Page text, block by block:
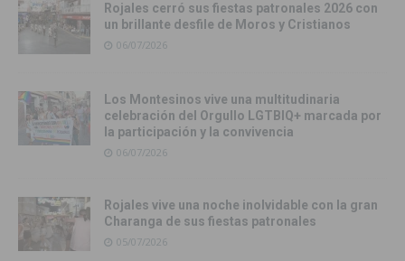
Rojales cerró sus fiestas patronales 2026 con
un brillante desfile de Moros y Cristianos
06/07/2026
Los Montesinos vive una multitudinaria
celebración del Orgullo LGTBIQ+ marcada por
la participación y la convivencia
06/07/2026
Rojales vive una noche inolvidable con la gran
Charanga de sus fiestas patronales
05/07/2026